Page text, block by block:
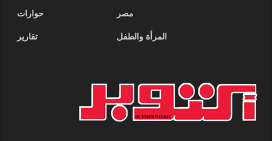
مصر
حوارات
المرأة والطفل
تقارير